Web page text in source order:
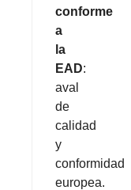
conforme
a
la
EAD:
aval
de
calidad
y
conformidad
europea.